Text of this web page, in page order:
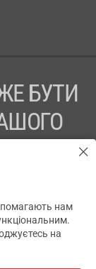
БУТИ
нам
на
✕